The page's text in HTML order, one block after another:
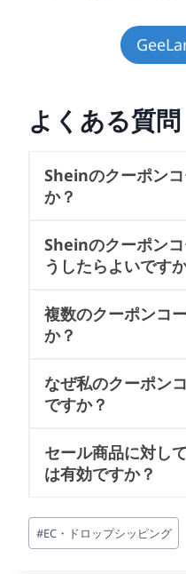
よくある質問
Sheinのクーポン
か？
Sheinのクーポン
うしたらよいです
複数のクーポンコ
か？
なぜ私のクーポン
ですか？
セール商品に対し
は有効ですか？
投
稿
#EC・ドロップシッピング